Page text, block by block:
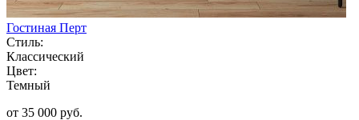
Гостиная Перт
Стиль:
Классический
Цвет:
Темный
от 35 000 руб.